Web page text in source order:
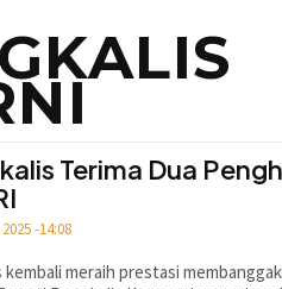
Terima Dua
-14:08
meraih prestasi